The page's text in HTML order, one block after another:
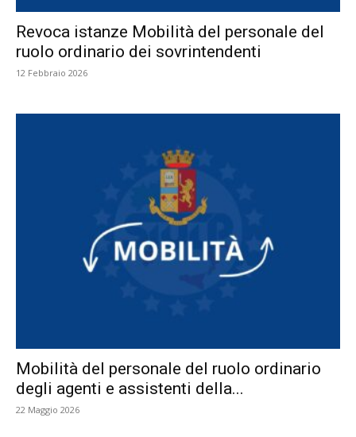
Revoca istanze Mobilità del personale del
ruolo ordinario dei sovrintendenti
12 Febbraio 2026
Mobilità del personale del ruolo ordinario
degli agenti e assistenti della...
22 Maggio 2026